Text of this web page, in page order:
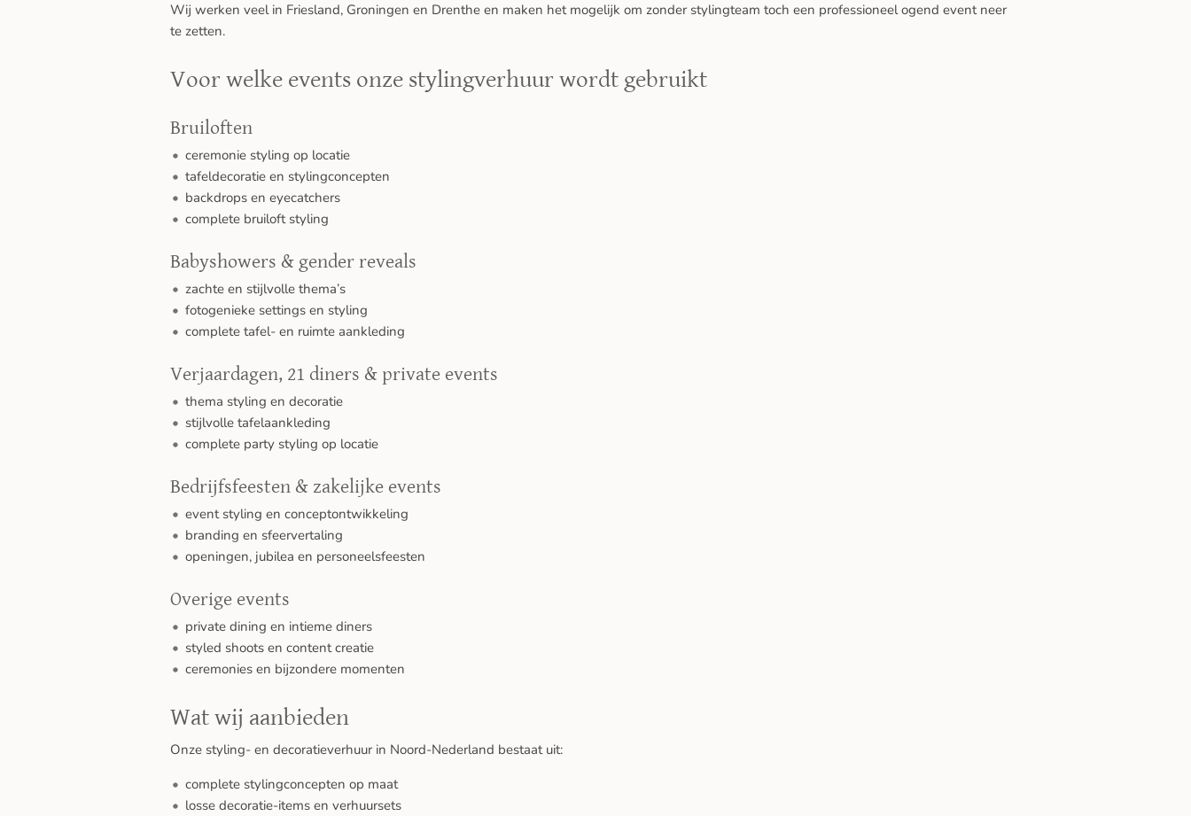
Wij werken veel in Friesland, Groningen en Drenthe en maken het mogelijk om zonder stylingteam toch een professioneel ogend event neer
te zetten.
Voor welke events onze stylingverhuur wordt gebruikt
Bruiloften
ceremonie styling op locatie
tafeldecoratie en stylingconcepten
backdrops en eyecatchers
complete bruiloft styling
Babyshowers & gender reveals
zachte en stijlvolle thema’s
fotogenieke settings en styling
complete tafel- en ruimte aankleding
Verjaardagen, 21 diners & private events
thema styling en decoratie
stijlvolle tafelaankleding
complete party styling op locatie
Bedrijfsfeesten & zakelijke events
event styling en conceptontwikkeling
branding en sfeervertaling
openingen, jubilea en personeelsfeesten
Overige events
private dining en intieme diners
styled shoots en content creatie
ceremonies en bijzondere momenten
Wat wij aanbieden
Onze styling- en decoratieverhuur in Noord-Nederland bestaat uit:
complete stylingconcepten op maat
losse decoratie-items en verhuursets